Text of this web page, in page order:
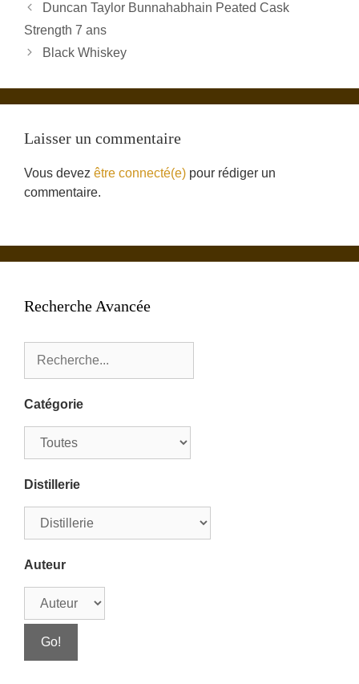
Duncan Taylor Bunnahabhain Peated Cask
Strength 7 ans
Black Whiskey
Laisser un commentaire
Vous devez être connecté(e) pour rédiger un
commentaire.
Recherche Avancée
Catégorie
Distillerie
Auteur